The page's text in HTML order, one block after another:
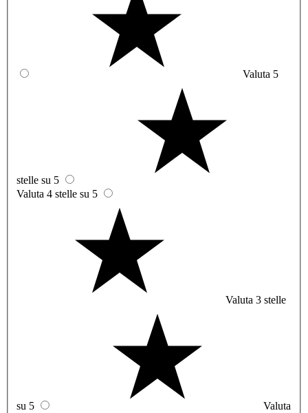
Valuta 5
stelle su 5
Valuta 4 stelle su 5
Valuta 3 stelle
su 5
Valuta